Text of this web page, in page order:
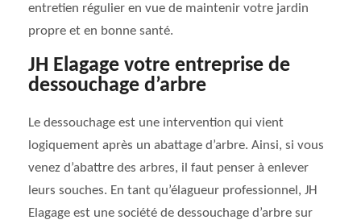
entretien régulier en vue de maintenir votre jardin
propre et en bonne santé.
JH Elagage votre entreprise de
dessouchage d’arbre
Le dessouchage est une intervention qui vient
logiquement après un abattage d’arbre. Ainsi, si vous
venez d’abattre des arbres, il faut penser à enlever
leurs souches. En tant qu’élagueur professionnel, JH
Elagage est une société de dessouchage d’arbre sur